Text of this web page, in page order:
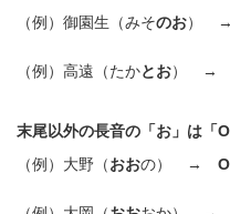
（例）御園生（みそのお）
（例）高遠（たかとお） →
末尾以外の長音の「お」は「
（例）大野（おおの） → O